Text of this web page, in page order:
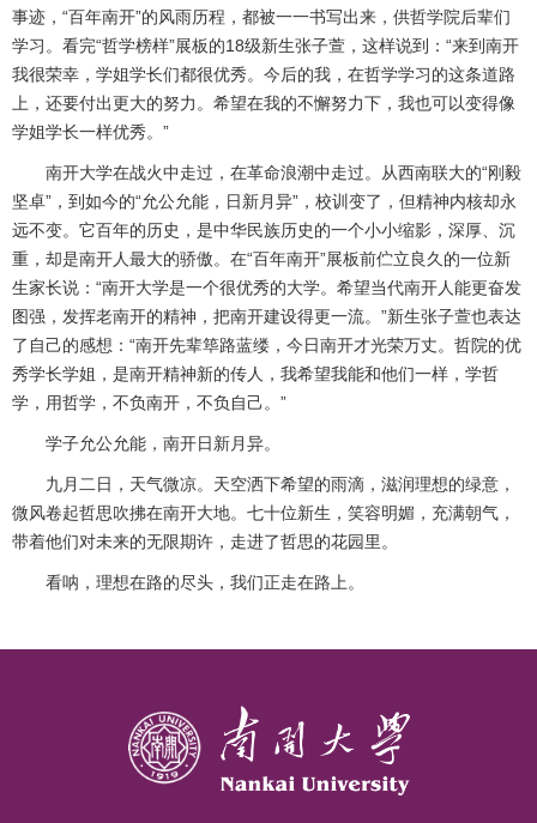
事迹，“百年南开”的风雨历程，都被一一书写出来，供哲学院后辈们
学习。看完“哲学榜样”展板的18级新生张子萱，这样说到：“来到南开
我很荣幸，学姐学长们都很优秀。今后的我，在哲学学习的这条道路
上，还要付出更大的努力。希望在我的不懈努力下，我也可以变得像
学姐学长一样优秀。”
南开大学在战火中走过，在革命浪潮中走过。从西南联大的“刚毅
坚卓”，到如今的“允公允能，日新月异”，校训变了，但精神内核却永
远不变。它百年的历史，是中华民族历史的一个小小缩影，深厚、沉
重，却是南开人最大的骄傲。在“百年南开”展板前伫立良久的一位新
生家长说：“南开大学是一个很优秀的大学。希望当代南开人能更奋发
图强，发挥老南开的精神，把南开建设得更一流。”新生张子萱也表达
了自己的感想：“南开先辈筚路蓝缕，今日南开才光荣万丈。哲院的优
秀学长学姐，是南开精神新的传人，我希望我能和他们一样，学哲
学，用哲学，不负南开，不负自己。”
学子允公允能，南开日新月异。
九月二日，天气微凉。天空洒下希望的雨滴，滋润理想的绿意，
微风卷起哲思吹拂在南开大地。七十位新生，笑容明媚，充满朝气，
带着他们对未来的无限期许，走进了哲思的花园里。
看呐，理想在路的尽头，我们正走在路上。